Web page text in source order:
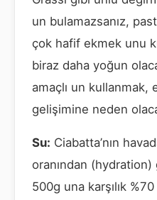
un bulamazsanız,
çok hafif ekmek unu
biraz daha yoğun
amaçlı un
gelişimine neden
Su: Ciabatta’nın
oranından
500g una karşılık